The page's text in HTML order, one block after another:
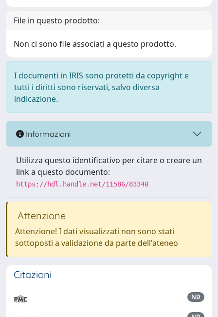
File in questo prodotto:
Non ci sono file associati a questo prodotto.
I documenti in IRIS sono protetti da copyright e
tutti i diritti sono riservati, salvo diversa
indicazione.
Informazioni
Utilizza questo identificativo per citare o creare un
link a questo documento:
https://hdl.handle.net/11586/83340
Attenzione
Attenzione! I dati visualizzati non sono stati
sottoposti a validazione da parte dell'ateneo
Citazioni
ND